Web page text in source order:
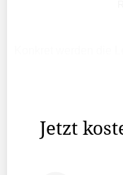
Jetzt